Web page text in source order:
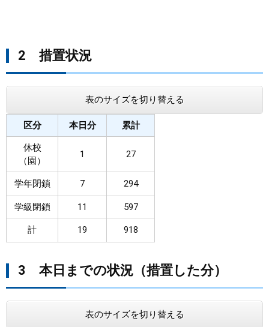
2 措置状況
表のサイズを切り替える
区分 本日分 累計
休校
（園）
1 27
学年閉鎖 7 294
学級閉鎖 11 597
計 19 918
3 本日までの状況（措置した分）
表のサイズを切り替える